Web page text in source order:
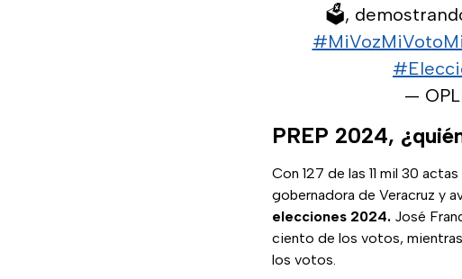
🗳,
—
PREP 2024,
Con 127 de las 11 mil 30
gobernadora de Veracruz y
elecciones 2024. José
ciento de los votos,
los votos.